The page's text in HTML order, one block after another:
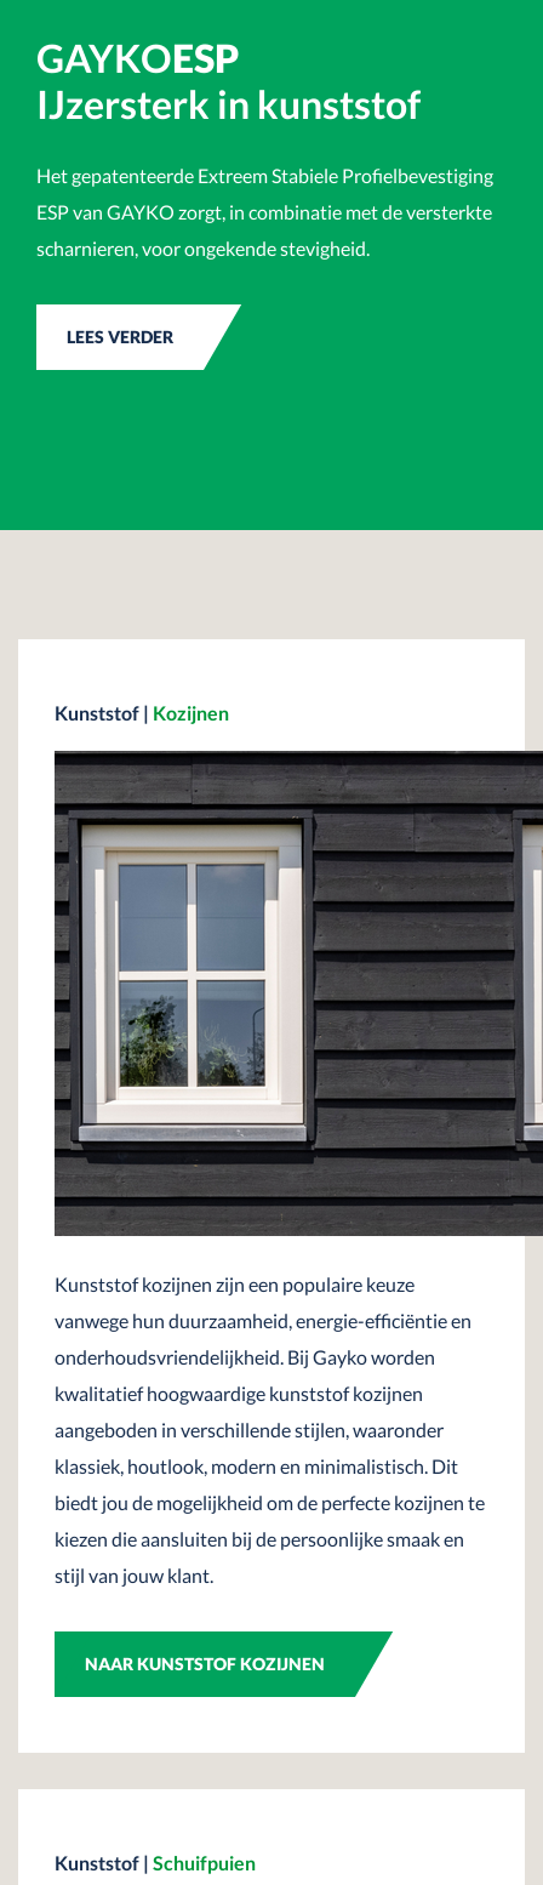
GAYKOESP
IJzersterk in kunststof
Het gepatenteerde Extreem Stabiele Profielbevestiging
ESP van GAYKO zorgt, in combinatie met de versterkte
scharnieren, voor ongekende stevigheid.
LEES VERDER
Kunststof | Kozijnen
Kunststof kozijnen zijn een populaire keuze
vanwege hun duurzaamheid, energie-efficiëntie en
onderhoudsvriendelijkheid. Bij Gayko worden
kwalitatief hoogwaardige kunststof kozijnen
aangeboden in verschillende stijlen, waaronder
klassiek, houtlook, modern en minimalistisch. Dit
biedt jou de mogelijkheid om de perfecte kozijnen te
kiezen die aansluiten bij de persoonlijke smaak en
stijl van jouw klant.
NAAR KUNSTSTOF KOZIJNEN
Kunststof | Schuifpuien